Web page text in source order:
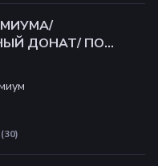
ДОНАТ/ ПО
(30)